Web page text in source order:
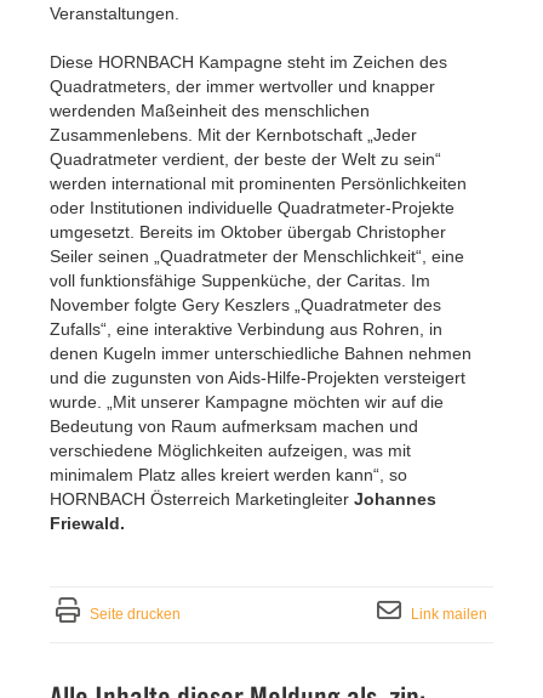
Veranstaltungen.
Diese HORNBACH Kampagne steht im Zeichen des
Quadratmeters, der immer wertvoller und knapper
werdenden Maßeinheit des menschlichen
Zusammenlebens. Mit der Kernbotschaft „Jeder
Quadratmeter verdient, der beste der Welt zu sein“
werden international mit prominenten Persönlichkeiten
oder Institutionen individuelle Quadratmeter-Projekte
umgesetzt. Bereits im Oktober übergab Christopher
Seiler seinen „Quadratmeter der Menschlichkeit“, eine
voll funktionsfähige Suppenküche, der Caritas. Im
November folgte Gery Keszlers „Quadratmeter des
Zufalls“, eine interaktive Verbindung aus Rohren, in
denen Kugeln immer unterschiedliche Bahnen nehmen
und die zugunsten von Aids-Hilfe-Projekten versteigert
wurde. „Mit unserer Kampagne möchten wir auf die
Bedeutung von Raum aufmerksam machen und
verschiedene Möglichkeiten aufzeigen, was mit
minimalem Platz alles kreiert werden kann“, so
HORNBACH Österreich Marketingleiter Johannes
Friewald.
Seite drucken Link mailen